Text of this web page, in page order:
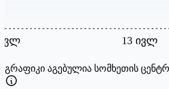
13 ივლ
გრაფიკი აგებულია სომხეთის